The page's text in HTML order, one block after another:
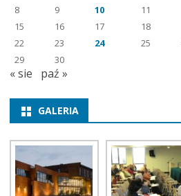
8
9 10 11
15
16 17 18
22
23 24 25
29
30
« sie paź »
GALERIA